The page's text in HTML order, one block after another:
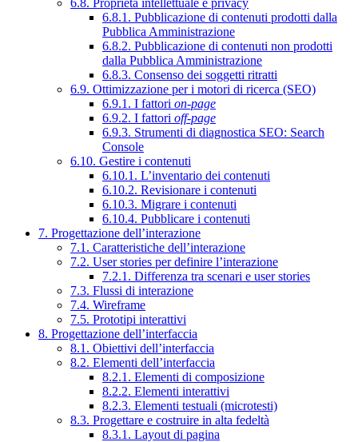
6.8.1. Pubblicazione di contenuti prodotti dalla
Pubblica Amministrazione
6.8.2. Pubblicazione di contenuti non prodotti
dalla Pubblica Amministrazione
6.8.3. Consenso dei soggetti ritratti
6.9. Ottimizzazione per i motori di ricerca (SEO)
6.9.1. I fattori on-page
6.9.2. I fattori off-page
6.9.3. Strumenti di diagnostica SEO: Search
Console
6.10. Gestire i contenuti
6.10.1. L’inventario dei contenuti
6.10.2. Revisionare i contenuti
6.10.3. Migrare i contenuti
6.10.4. Pubblicare i contenuti
7. Progettazione dell’interazione
7.1. Caratteristiche dell’interazione
7.2. User stories per definire l’interazione
7.2.1. Differenza tra scenari e user stories
7.3. Flussi di interazione
7.4. Wireframe
7.5. Prototipi interattivi
8. Progettazione dell’interfaccia
8.1. Obiettivi dell’interfaccia
8.2. Elementi dell’interfaccia
8.2.1. Elementi di composizione
8.2.2. Elementi interattivi
8.2.3. Elementi testuali (microtesti)
8.3. Progettare e costruire in alta fedeltà
8.3.1. Layout di pagina